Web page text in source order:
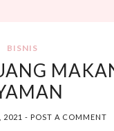
BISNIS
2021 - POST A COMMENT